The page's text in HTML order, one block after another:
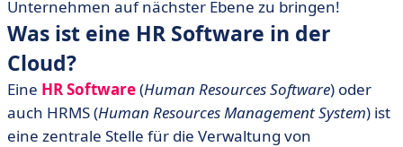
• Jacando
• Kenjo
• perbit.cloud
• rexx systems
• Staffboard
Unternehmen auf nächster Ebene zu bringen!
Was ist eine HR Software in der
Cloud?
Eine HR Software(Human Resources Software) oder
auch HRMS (Human Resources Management System) ist
eine zentrale Stelle für die Verwaltung von